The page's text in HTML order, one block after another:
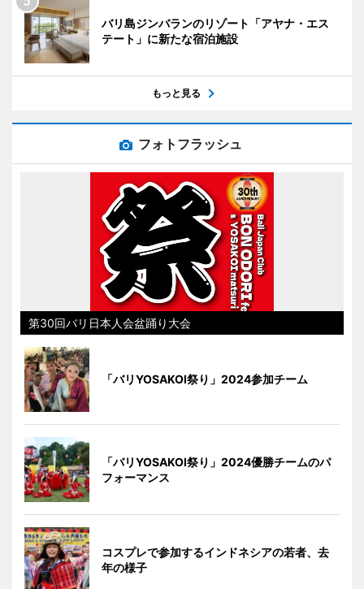
バリ島ジンバランのリゾート「アヤナ・エス
テート」に新たな宿泊施設
もっと見る
フォトフラッシュ
第30回バリ日本人会盆踊り大会
「バリYOSAKOI祭り」2024参加チーム
「バリYOSAKOI祭り」2024優勝チームのパ
フォーマンス
コスプレで参加するインドネシアの若者、去
年の様子